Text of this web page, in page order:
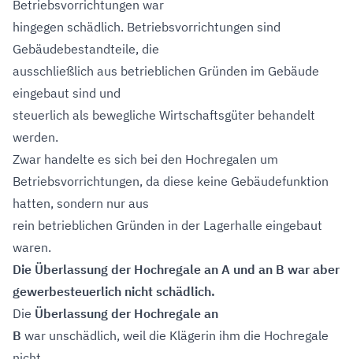
Betriebsvorrichtungen war
hingegen schädlich. Betriebsvorrichtungen sind
Gebäudebestandteile, die
ausschließlich aus betrieblichen Gründen im Gebäude
eingebaut sind und
steuerlich als bewegliche Wirtschaftsgüter behandelt
werden.
Zwar handelte es sich bei den Hochregalen um
Betriebsvorrichtungen, da diese keine Gebäudefunktion
hatten, sondern nur aus
rein betrieblichen Gründen in der Lagerhalle eingebaut
waren.
Die Überlassung der Hochregale an A und an B war aber
gewerbesteuerlich nicht schädlich.
Die Überlassung der Hochregale an
B war unschädlich, weil die Klägerin ihm die Hochregale